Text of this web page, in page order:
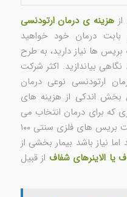
هزینه ی درمان ارتودنسی
بابت درمان خود خواهید
بریس ها نیاز دارید، به طرح
بیاندازید. اکثر شرکت
ارتودنسی نوعی درمان
بخش اندکی از هزینه های
که برای درمان انتخاب می
کنید نیز مهم است. مثلا ممکن است بریس های فلزی سنتی ۱۰۰
نیاز باشد بیمار بخشی از
الاینرهای شفاف از قبیل